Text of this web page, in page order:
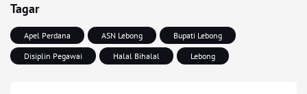
Tagar
Apel Perdana ASN Lebong
Bupati Lebong
Disiplin Pegawai
Halal Bihalal Lebong